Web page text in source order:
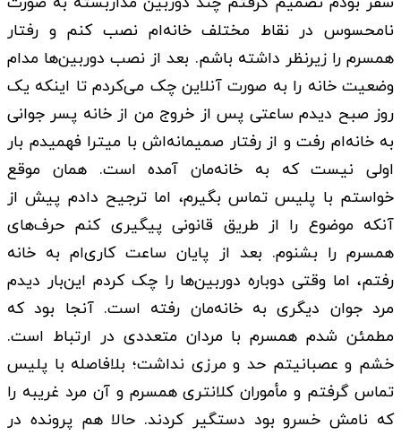
نامحسوس در نقاط مختلف خانه‌ام نصب کنم و رفتار
همسرم را زیرنظر داشته باشم. بعد از نصب دوربین‌ها مدام
وضعیت خانه را به صورت آنلاین چک می‌کردم تا اینکه یک
روز صبح دیدم ساعتی پس از خروج من از خانه پسر جوانی
به خانه‌ام رفت و از رفتار صمیمانه‌اش با میترا فهمیدم بار
اولی نیست که به خانه‌مان آمده است. همان موقع
خواستم با پلیس تماس بگیرم، اما ترجیح دادم پیش از
آنکه موضوع را از طریق قانونی پیگیری کنم حرف‌های
همسرم را بشنوم. بعد از پایان ساعت کاری‌ام به خانه
رفتم، اما وقتی دوباره دوربین‌ها را چک کردم این‌بار دیدم
مرد جوان دیگری به خانه‌مان رفته است. آنجا بود که
مطمئن شدم همسرم با مردان متعددی در ارتباط است.
خشم و عصبانیتم حد و مرزی نداشت؛ بلافاصله با پلیس
تماس گرفتم و مأموران کلانتری همسرم و آن مرد غریبه را
که نامش خسرو بود دستگیر کردند. حالا هم پرونده در